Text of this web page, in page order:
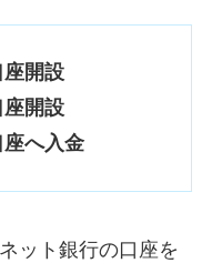
開設
開設
へ入金
ット銀行の口座を